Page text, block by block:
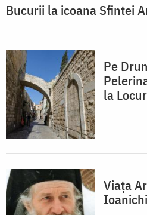
Bucurii la icoana Sfintei
Pe
la
Viața